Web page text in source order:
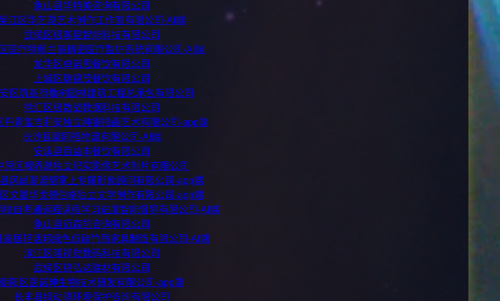
象山县华特美咨询有限公司
江区华艺澔艺术创作工作室有限公司-AI端
武侯区极客星智能科技有限公司
医疗特佩兰高精密医疗监护系统有限公司-AI端
龙华区卓诺思餐饮有限公司
上城区瑞锦茂餐饮有限公司
区筑基府橡树园林建筑工程总承包有限公司
徐汇区极数战数据科技有限公司
丹青玺吉莉安独立纯银插画艺术有限公司-app端
长沙县聚同福物流有限公司-AI端
安溪县百益丰餐饮有限公司
原区视界澔独立纪实影像艺术制片有限公司
风尚潮流帮掌上专属形象顾问有限公司-app端
文墨华戈德伯格独立文学创作有限公司-app端
校自考通远程课程学习进度智能督导有限公司-AI端
象山县迈森凯咨询有限公司
家居轻活邦绿色低碳竹质家具制造有限公司-AI端
滨江区曜视觉数码科技有限公司
武侯区锦弘达建材有限公司
朝阳区医诺珅生物技术研发有限公司-app端
长丰县绿动骁环境保护咨询有限公司